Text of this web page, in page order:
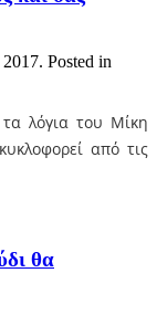
2017. Posted in
λόγια του Μίκη
από τις
θα